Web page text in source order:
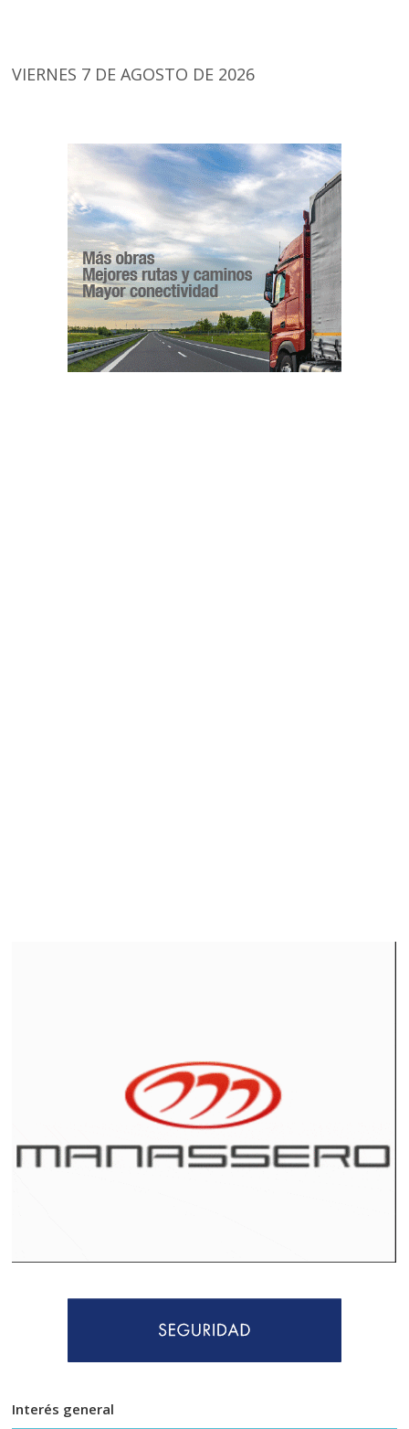
VIERNES 7 DE AGOSTO DE 2026
Interés general